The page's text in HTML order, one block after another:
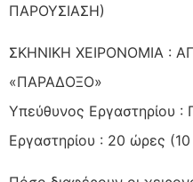
ΠΑΡΟΥΣΙΑΣΗ)
ΣΚΗΝΙΚΗ ΧΕΙΡΟΝΟΜΙΑ :
«ΠΑΡΑΔΟΞΟ»
Υπεύθυνος Εργαστηρίου :
Εργαστηρίου : 20 ώρες